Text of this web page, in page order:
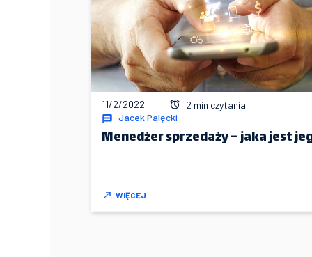
Jacek Palęcki
11/2/2022 | 2 min czytania
Menedżer sprzedaży – jaka jest
WIĘCEJ